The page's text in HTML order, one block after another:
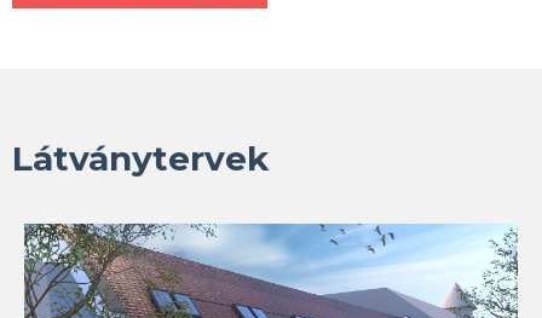
Látványtervek